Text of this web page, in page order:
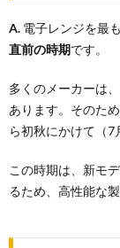
A. 電子レンジを最
直前の時期です。
多くのメーカーは
あります。そのた
ら初秋にかけて（7
この時期は、新モ
るため、高性能な